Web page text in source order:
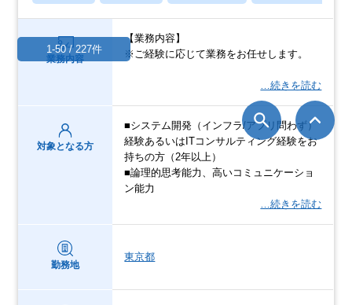
業務内容
【業務内容】
※ご経験に応じて業務をお任せします。
…続きを読む
対象となる方
■システム開発（インフラ/アプリ問わず）
経験あるいはITコンサルティング経験をお
持ちの方（2年以上）
■論理的思考能力、高いコミュニケーショ
ン能力
…続きを読む
勤務地
東京都
1-50 / 227件